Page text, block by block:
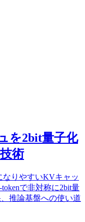
を2bit量子化
術
りやすいKVキャッ
tokenで非対称に2bit量
推論基盤への使い道